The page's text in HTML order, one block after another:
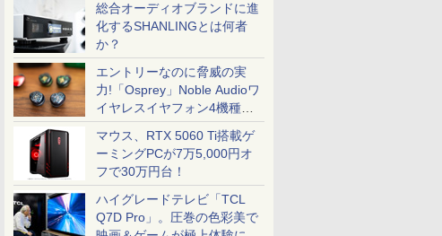
総合オーディオブランドに進
化するSHANLINGとは何者
か？
エントリーなのに脅威の実
力!「Osprey」Noble Audioワ
イヤレスイヤフォン4機種を
一気に聴く
マウス、RTX 5060 Ti搭載ゲ
ーミングPCが7万5,000円オ
フで30万円台！
ハイグレードテレビ「TCL
Q7D Pro」。圧巻の色彩美で